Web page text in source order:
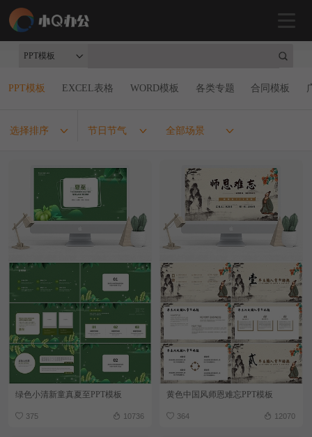
PPT模板
PPT模板 EXCEL表格 WORD模板 各类专题 合同模板
选择排序 节日节气 全部场景
绿色小清新童真夏至PPT模板
375 10736
黄色中国风师恩难忘PPT模板
364 12070